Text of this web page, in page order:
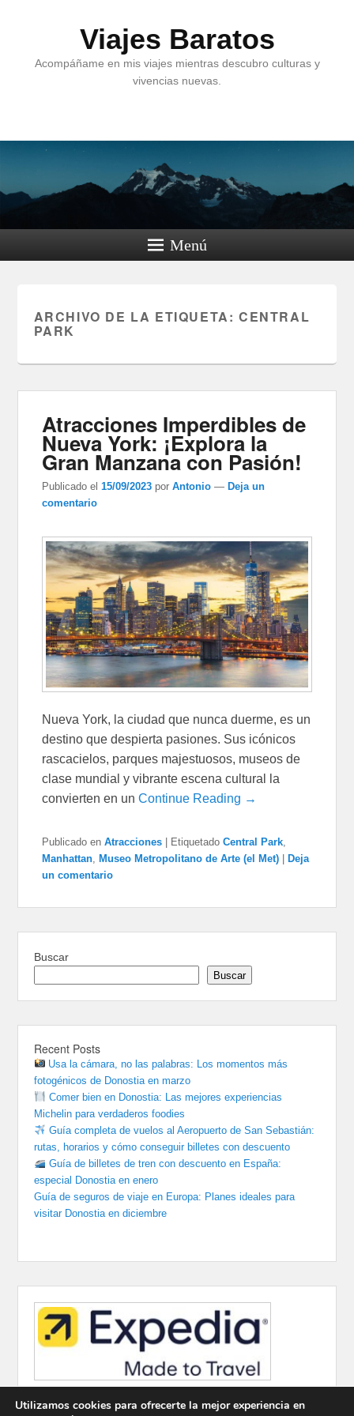
Viajes Baratos
Acompáñame en mis viajes mientras descubro culturas y
vivencias nuevas.
Menú
ARCHIVO DE LA ETIQUETA: CENTRAL
PARK
Atracciones Imperdibles de
Nueva York: ¡Explora la
Gran Manzana con Pasión!
Publicado el 15/09/2023 porAntonio — Deja un
comentario
Nueva York, la ciudad que nunca duerme, es un
destino que despierta pasiones. Sus icónicos
rascacielos, parques majestuosos, museos de
clase mundial y vibrante escena cultural la
convierten en unContinue Reading →
Publicado en Atracciones Etiquetado Central Park,
Manhattan, Museo Metropolitano de Arte (el Met)
Deja
un comentario
Buscar
Buscar
Recent Posts
Usa la cámara, no las palabras: Los momentos más
fotogénicos de Donostia en marzo
Comer bien en Donostia: Las mejores experiencias
Michelin para verdaderos foodies
Guía completa de vuelos al Aeropuerto de San Sebastián:
rutas, horarios y cómo conseguir billetes con descuento
Guía de billetes de tren con descuento en España:
especial Donostia en enero
Guía de seguros de viaje en Europa: Planes ideales para
visitar Donostia en diciembre
Utilizamos cookies para ofrecerte la mejor experiencia en